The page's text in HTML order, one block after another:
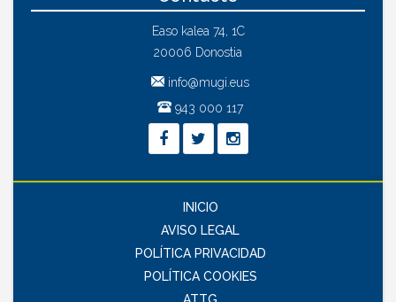
Easo kalea 74, 1C
20006 Donostia
info@mugi.eus
943 000 117
INICIO
AVISO LEGAL
POLÍTICA PRIVACIDAD
POLÍTICA COOKIES